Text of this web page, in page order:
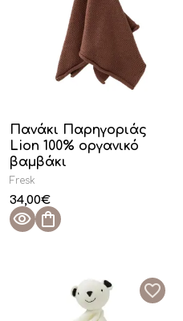
Πανάκι Παρηγοριάς
Lion 100% οργανικό
βαμβάκι
Fresk
34,00€